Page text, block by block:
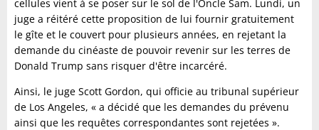
cellules vient à se poser sur le sol de l'Oncle Sam. Lundi, un
juge a réitéré cette proposition de lui fournir gratuitement
le gîte et le couvert pour plusieurs années, en rejetant la
demande du cinéaste de pouvoir revenir sur les terres de
Donald Trump sans risquer d'être incarcéré.
Ainsi, le juge Scott Gordon, qui officie au tribunal supérieur
de Los Angeles, « a décidé que les demandes du prévenu
ainsi que les requêtes correspondantes sont rejetées ».